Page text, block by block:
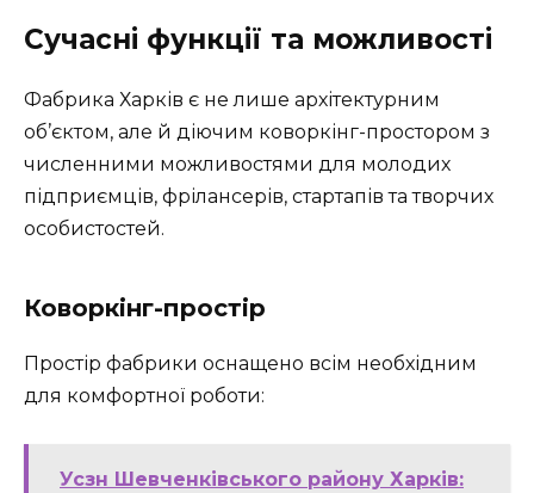
Сучасні функції та можливості
Фабрика Харків є не лише архітектурним
об’єктом, але й діючим коворкінг-простором з
численними можливостями для молодих
підприємців, фрілансерів, стартапів та творчих
особистостей.
Коворкінг-простір
Простір фабрики оснащено всім необхідним
для комфортної роботи:
Усзн Шевченківського району Харків: